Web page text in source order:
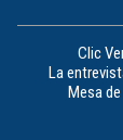
Clic
La
Mesa